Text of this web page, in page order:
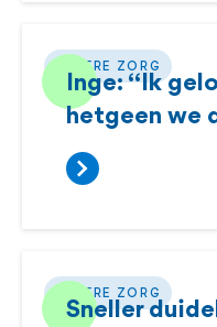
BETERE ZORG
Inge: “Ik
hetgeen we
BETERE ZORG
Sneller